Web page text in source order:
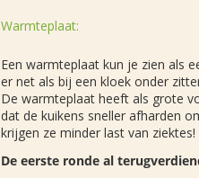
Warmteplaat:
Een warmteplaat kun je zien als
er net als bij een kloek onder
De warmteplaat heeft als grote
dat de kuikens sneller afharden
krijgen ze minder last van ziektes!
De eerste ronde al